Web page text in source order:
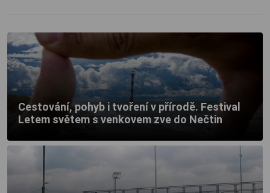
Cestování, pohyb i tvoření v přírodě. Festival
Letem světem s venkovem zve do Nečtin